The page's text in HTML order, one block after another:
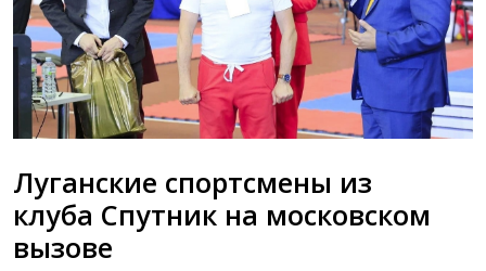
Луганские спортсмены из
клуба Спутник на московском
вызове